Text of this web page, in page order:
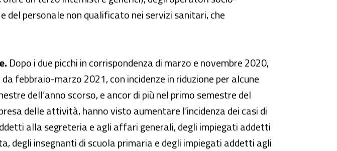
del personale non qualificato nei servizi sanitari, che
Dopo i due picchi in corrispondenza di marzo e novembre 2020,
febbraio-marzo 2021, con incidenze in riduzione per alcune
dell’anno scorso, e ancor di più nel primo semestre del
delle attività, hanno visto aumentare l’incidenza dei casi di
alla segreteria e agli affari generali, degli impiegati addetti
degli insegnanti di scuola primaria e degli impiegati addetti agli